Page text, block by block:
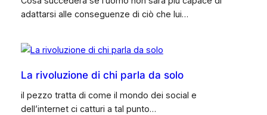
adattarsi alle conseguenze di ciò che lui…
La rivoluzione di chi parla da solo
il pezzo tratta di come il mondo dei social e
dell’internet ci catturi a tal punto…